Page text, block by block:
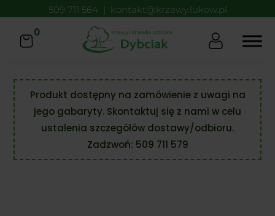
509 711 564 | kontakt@krzewy.lukow.pl
0
Produkt dostępny na zamówienie z uwagi na
jego gabaryty. Skontaktuj się z nami w celu
ustalenia szczegółów dostawy/odbioru.
Zadzwoń: 509 711 579